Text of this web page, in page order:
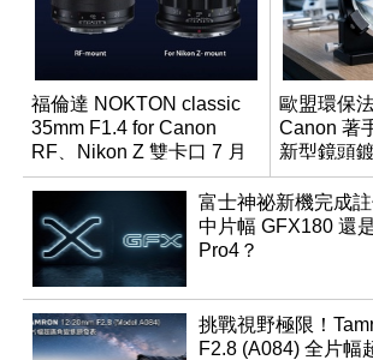
福倫達 NOKTON classic
35mm F1.4 for Canon
RF、Nikon Z 雙卡口 7 月
同步登台
歐盟環保
Canon 著
新型鏡頭
富士神祕新機完成
中片幅 GFX180 還
Pro4？
挑戰視野極限！
F2.8 (A084) 全片幅